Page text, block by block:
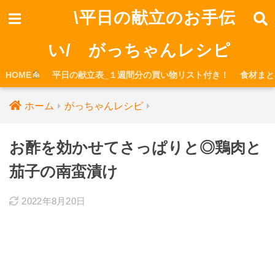
\平日の献立のお手伝
い/ がっちゃんレシピ
HOME 平日の献立表_１週間分の買い物リスト付き！ 食材ま
ホーム がっちゃんレシピ
お酢を効かせてさっぱりと◎鶏肉と
茄子の南蛮漬け
2022年8月20日